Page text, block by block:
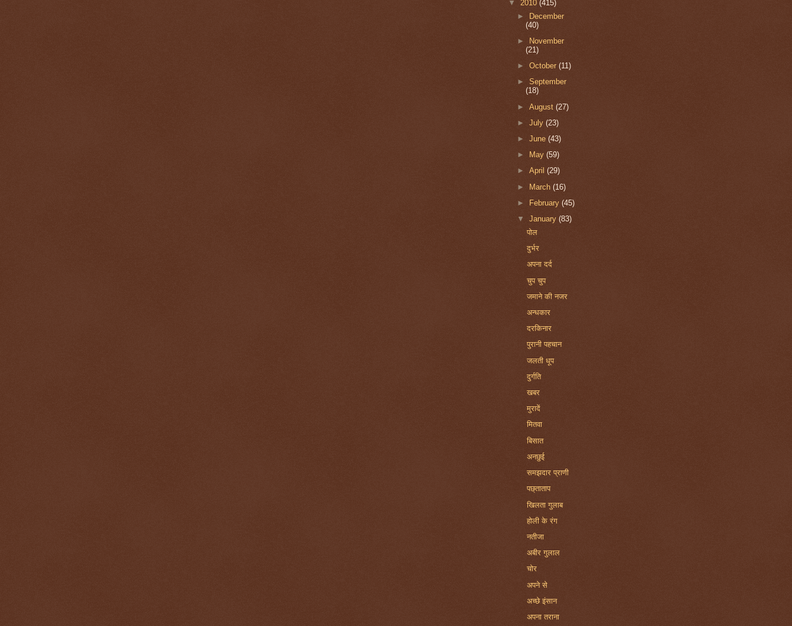
▼ 2010 (415)
► December
(40)
►
November
(21)
►October(11)
►September
(18)
►August(27)
►July(23)
►June(43)
►
May(59)
►April(29)
► March(16)
►
February(45)
▼January(83)
पोल
दुर्भर
अपना दर्द
चुप चुप
जमाने की नजर
अन्धकार
दरकिनार
पुरानी पहचान
जलती धूप
दुर्गति
खबर
मुरादें
मितवा
बिसात
अनछुई
समझदार प्राणी
पछ्ताताप
खिलता गुलाब
होली के रंग
नतीजा
अबीर गुलाल
चोर
अपने से
अच्छे इंसान
अपना तराना